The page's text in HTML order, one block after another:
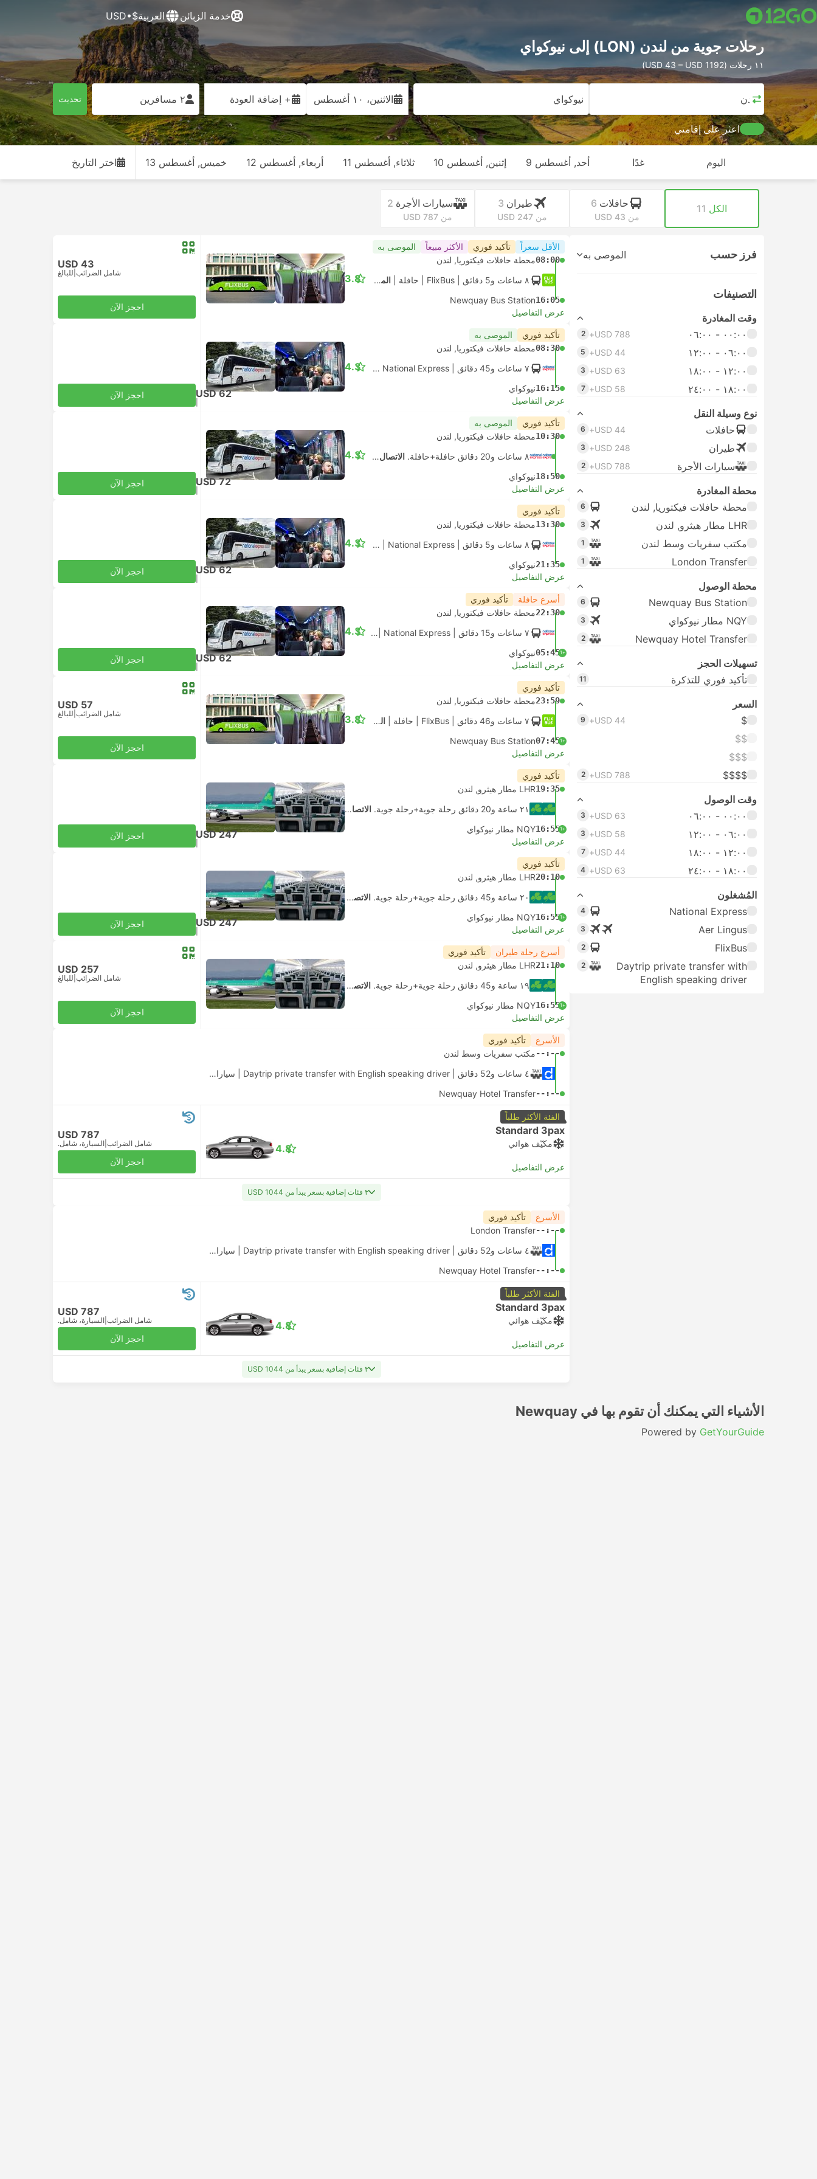
خدمة الزبائن العربية$•USD
رحلات جوية من لندن (LON) إلى نيوكواي
١١ رحلات (USD 43 – USD 1192)
لندن نيوكواي الاثنين، ١٠ أغسطس + إضافة العودة ٢ مسافرين تحديث
اعثر على إقامتي
اليوم غدًا أحد, أغسطس 9 إثنين, أغسطس 10 ثلاثاء, أغسطس 11 أربعاء, أغسطس 12 خميس, أغسطس 13 اختر التاريخ
الكل 11 حافلات 6
من USD 43
طيران 3
من USD 247
سيارات الأجرة 2
من USD 787
فرز حسب الموصى به
التصنيفات
وقت المغادرة
٠٠:٠٠ ‏- ٠٦:٠٠
USD 788+
2
٠٦:٠٠ ‏- ١٢:٠٠ USD 44+
5
١٢:٠٠ ‏- ١٨:٠٠ USD 63+
3
١٨:٠٠ ‏-‏ ٢٤:٠٠ USD 58+
7
نوع وسيلة النقل
حافلات
USD 44+
6
طيران USD 248+
3
سيارات الأجرة USD 788+
2
محطة المغادرة
محطة حافلات فيكتوريا, لندن
6
LHR مطار هيثرو, لندن 3
مكتب سفريات وسط لندن 1
London Transfer
1
محطة الوصول
Newquay Bus Station
6
NQY مطار نيوكواي 3
Newquay Hotel Transfer
2
تسهيلات الحجز
تأكيد فوري للتذكرة
11
السعر
$
USD 44+
9
$$
$$$
$$$$
USD 788+
2
وقت الوصول
٠٠:٠٠ ‏- ٠٦:٠٠
USD 63+
3
٠٦:٠٠ ‏- ١٢:٠٠ USD 58+
3
١٢:٠٠ ‏- ١٨:٠٠ USD 44+
7
١٨:٠٠ ‏-‏ ٢٤:٠٠ USD 63+
4
المُشغلون
National Express
4
Aer Lingus
3
FlixBus
2
Daytrip private transfer with
English speaking driver
2
الأقل سعراً تأكيد فوري الأكثر مبيعاً الموصى به
08:00محطة حافلات فيكتوريا, لندن
٨ ساعات و‫5 دقائق
حافلة المعيار
16:05
Newquay Bus Station
3.8
عرض التفاصيل
USD 43
شامل الضرائب للبالغ
احجز الآن
تأكيد فوري الموصى به
08:30محطة حافلات فيكتوريا, لندن
٧ ساعات و‫45 دقائق
حافلة|قياسي مكيف
16:15نيوكواي
4.3
عرض التفاصيل
USD 62 احجز الآن
تأكيد فوري الموصى به
10:30محطة حافلات فيكتوريا, لندن
٨ ساعات و‫20 دقائق حافلة+حافلة.
الاتصال الذاتي
18:50نيوكواي
4.3
عرض التفاصيل
USD 72 احجز الآن
تأكيد فوري
13:30محطة حافلات فيكتوريا, لندن
٨ ساعات و‫5 دقائق
حافلة|قياسي مكيف
21:35نيوكواي
4.3
عرض التفاصيل
USD 62 احجز الآن
أسرع حافلة تأكيد فوري
22:30محطة حافلات فيكتوريا, لندن
٧ ساعات و‫15 دقائق
حافلة|قياسي مكيف
+1
05:45نيوكواي
4.3
عرض التفاصيل
USD 62 احجز الآن
تأكيد فوري
23:59محطة حافلات فيكتوريا, لندن
٧ ساعات و‫46 دقائق
حافلة المعيار
+1
07:45
Newquay Bus Station
3.8
عرض التفاصيل
USD 57
شامل الضرائب للبالغ
احجز الآن
تأكيد فوري
19:35LHR مطار هيثرو, لندن
٢١ ساعة و‫20 دقائق رحلة جوية+رحلة جوية.
الاتصال الذاتي
+1
16:55NQY مطار نيوكواي
عرض التفاصيل
USD 247 احجز الآن
تأكيد فوري
20:10LHR مطار هيثرو, لندن
٢٠ ساعة و‫45 دقائق رحلة جوية+رحلة جوية.
الاتصال الذاتي
+1
16:55NQY مطار نيوكواي
عرض التفاصيل
USD 247 احجز الآن
أسرع رحلة طيران تأكيد فوري
21:10LHR مطار هيثرو, لندن
١٩ ساعة و‫45 دقائق رحلة جوية+رحلة جوية.
الاتصال الذاتي
+1
16:55NQY مطار نيوكواي
عرض التفاصيل
USD 257
شامل الضرائب للبالغ
احجز الآن
الأسرع تأكيد فوري
--:--مكتب سفريات وسط لندن
٤ ساعات و‫52 دقائق
سيارات الأجرة
--:--
Newquay Hotel Transfer
الفئة الأكثر طلباً
Standard 3pax
مكيّف هوائي
عرض التفاصيل
4.8
USD 787
شامل الضرائب السيارة، شامل.
احجز الآن
٣ فئات إضافية بسعر يبدأ من USD 1044
الأسرع تأكيد فوري
--:--
London Transfer
٤ ساعات و‫52 دقائق
سيارات الأجرة
--:--
Newquay Hotel Transfer
الفئة الأكثر طلباً
Standard 3pax
مكيّف هوائي
عرض التفاصيل
4.8
USD 787
شامل الضرائب السيارة، شامل.
احجز الآن
٣ فئات إضافية بسعر يبدأ من USD 1044
الأشياء التي يمكنك أن تقوم بها في Newquay
Powered by GetYourGuide